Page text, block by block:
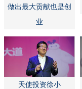
做出最大贡献也是创
业
天使投资徐小